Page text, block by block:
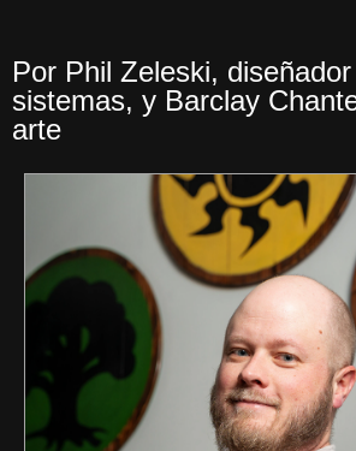
Por Phil Zeleski,
sistemas, y Barclay
arte